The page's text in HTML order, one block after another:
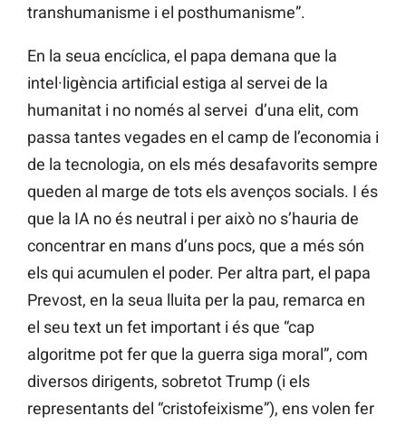
transhumanisme i el posthumanisme”.
En la seua encíclica, el papa demana que la
intel·ligència artificial estiga al servei de la
humanitat i no només al servei d’una elit, com
passa tantes vegades en el camp de l’economia i
de la tecnologia, on els més desafavorits sempre
queden al marge de tots els avenços socials. I és
que la IA no és neutral i per això no s’hauria de
concentrar en mans d’uns pocs, que a més són
els qui acumulen el poder. Per altra part, el papa
Prevost, en la seua lluita per la pau, remarca en
el seu text un fet important i és que “cap
algoritme pot fer que la guerra siga moral”, com
diversos dirigents, sobretot Trump (i els
representants del “cristofeixisme”), ens volen fer